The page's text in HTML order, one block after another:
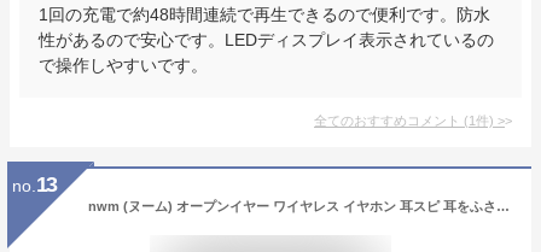
1回の充電で約48時間連続で再生できるので便利です。防水
性があるので安心です。LEDディスプレイ表示されているの
で操作しやすいです。
全てのおすすめコメント (1件) >
no. 13
nwm (ヌーム) オープンイヤー ワイヤレス イヤホン 耳スピ 耳をふさがない 完全ワイヤレス 型 nwm MBE001 / NTT sonority PSZ技術搭載 bluetooth 5.2 マルチポイント接続 aptX対応 空気伝導 外音取り込み イコライザ機能 アプリ連携 軽量 マイク付き 本体電池持続6時間 Type-C ホワイトベージュ